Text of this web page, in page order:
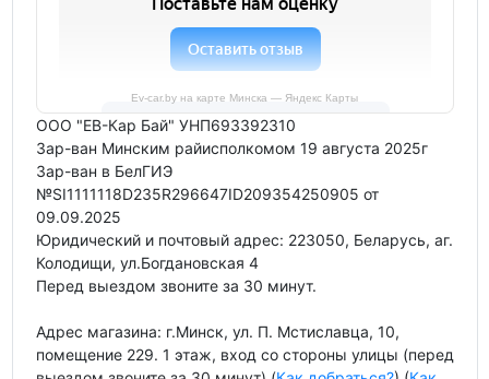
Ev-car.by на карте Минска — Яндекс Карты
ООО "ЕВ-Кар Бай" УНП693392310
Зар-ван Минским райисполкомом 19 августа 2025г
Зар-ван в БелГИЭ
№SI1111118D235R296647ID209354250905 от
09.09.2025
Юридический и почтовый адрес: 223050, Беларусь, аг.
Колодищи, ул.Богдановская 4
Перед выездом звоните за 30 минут.
Адрес магазина: г.Минск, ул. П. Мстиславца, 10,
помещение 229. 1 этаж, вход со стороны улицы (перед